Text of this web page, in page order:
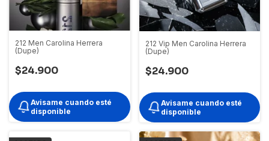
212 Men Carolina Herrera
(Dupe)
$24.900
Avisame cuando esté
disponible
212 Vip Men Carolina Herrera
(Dupe)
$24.900
Avisame cuando esté
disponible